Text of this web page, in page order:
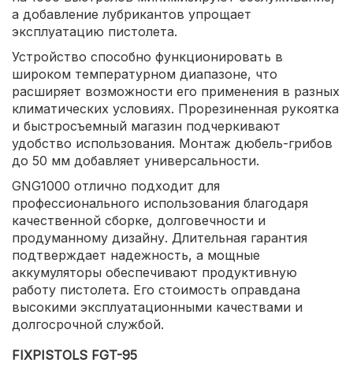
а добавление лубрикантов упрощает
эксплуатацию пистолета.
Устройство способно функционировать в
широком температурном диапазоне, что
расширяет возможности его применения в разных
климатических условиях. Прорезиненная рукоятка
и быстросъемный магазин подчеркивают
удобство использования. Монтаж дюбель-грибов
до 50 мм добавляет универсальности.
GNG1000 отлично подходит для
профессионального использования благодаря
качественной сборке, долговечности и
продуманному дизайну. Длительная гарантия
подтверждает надежность, а мощные
аккумуляторы обеспечивают продуктивную
работу пистолета. Его стоимость оправдана
высокими эксплуатационными качествами и
долгосрочной службой.
FIXPISTOLS FGT-95